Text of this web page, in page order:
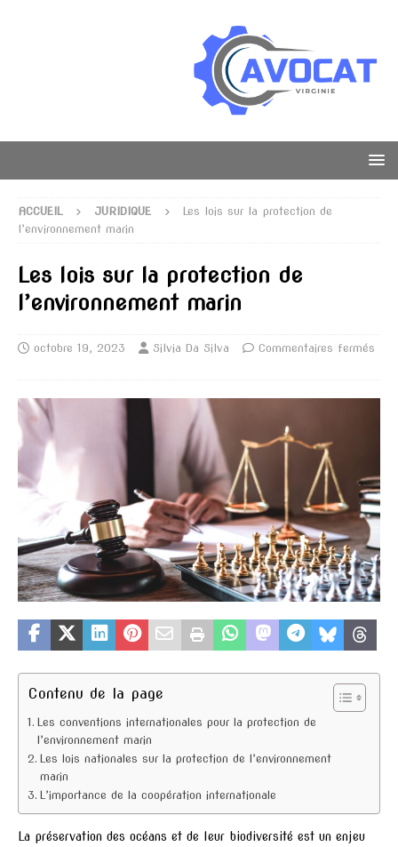
ACCUEIL JURIDIQUE
Les lois sur la protection de
l’environnement marin
Les lois sur la protection de
l’environnement marin
octobre 19, 2023 Silvia Da Silva Commentaires fermés
Contenu de la page
Les conventions internationales pour la protection de
l’environnement marin
Les lois nationales sur la protection de l’environnement
marin
L’importance de la coopération internationale
La préservation des océans et de leur biodiversité est un enjeu